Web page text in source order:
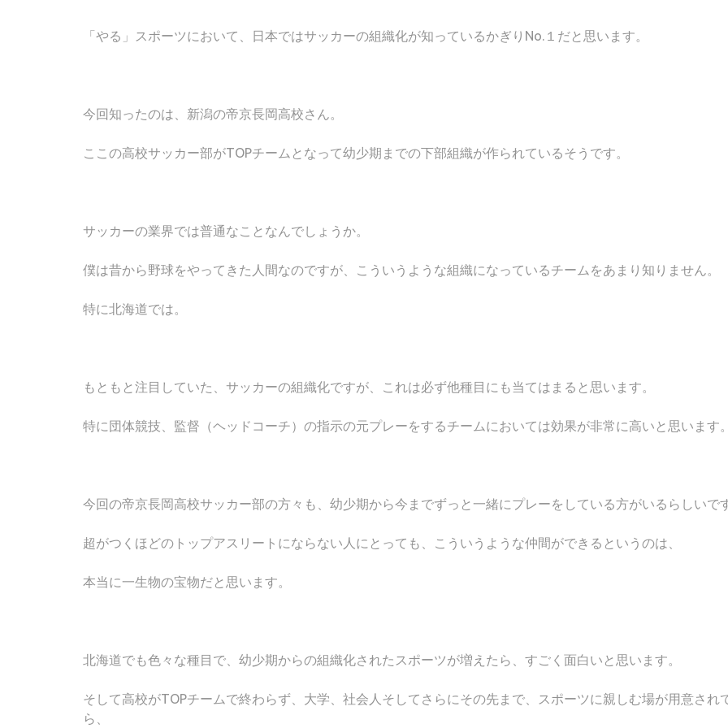
「やる」スポーツにおいて、日本ではサッカーの組織化が知っているかぎりNo.１だと思います。
今回知ったのは、新潟の帝京長岡高校さん。
ここの高校サッカー部がTOPチームとなって幼少期までの下部組織が作られているそうです。
サッカーの業界では普通なことなんでしょうか。
僕は昔から野球をやってきた人間なのですが、こういうような組織になっているチームをあまり知りません。
特に北海道では。
もともと注目していた、サッカーの組織化ですが、これは必ず他種目にも当てはまると思います。
特に団体競技、監督（ヘッドコーチ）の指示の元プレーをするチームにおいては効果が非常に高いと思います。
今回の帝京長岡高校サッカー部の方々も、幼少期から今までずっと一緒にプレーをしている方がいるらしいで
超がつくほどのトップアスリートにならない人にとっても、こういうような仲間ができるというのは、
本当に一生物の宝物だと思います。
北海道でも色々な種目で、幼少期からの組織化されたスポーツが増えたら、すごく面白いと思います。
そして高校がTOPチームで終わらず、大学、社会人そしてさらにその先まで、スポーツに親しむ場が用意され
ら、